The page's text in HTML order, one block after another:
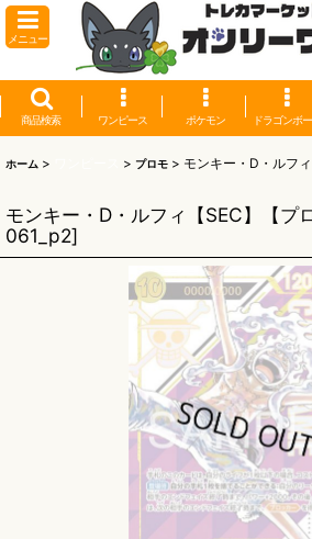
メニュー
商品検索 ワンピース ポケモン ドラゴンボ
ホーム > > プロモ > モンキー・D・ルフ
モンキー・D・ルフィ【SEC】【プ
061_p2]